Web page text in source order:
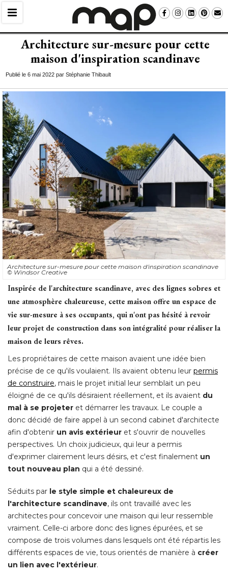
Architecture sur-mesure pour cette
maison d'inspiration scandinave
Publié le 6 mai 2022 par Stéphanie Thibault
Architecture sur-mesure pour cette maison d'inspiration scandinave
© Windsor Creative
Inspirée de l'architecture scandinave, avec des lignes sobres et
une atmosphère chaleureuse, cette maison offre un espace de
vie sur-mesure à ses occupants, qui n'ont pas hésité à revoir
leur projet de construction dans son intégralité pour réaliser la
maison de leurs rêves.
Les propriétaires de cette maison avaient une idée bien
précise de ce qu'ils voulaient. Ils avaient obtenu leur permis
de construire, mais le projet initial leur semblait un peu
éloigné de ce qu'ils désiraient réellement, et ils avaient du
mal à se projeter et démarrer les travaux. Le couple a
donc décidé de faire appel à un second cabinet d'architecte
afin d'obtenir un avis extérieur et s'ouvrir de nouvelles
perspectives. Un choix judicieux, qui leur a permis
d'exprimer clairement leurs désirs, et c'est finalement un
tout nouveau plan qui a été dessiné.
Séduits par le style simple et chaleureux de
l'architecture scandinave, ils ont travaillé avec les
architectes pour concevoir une maison qui leur ressemble
vraiment. Celle-ci arbore donc des lignes épurées, et se
compose de trois volumes dans lesquels ont été répartis les
différents espaces de vie, tous orientés de manière à créer
un lien avec l'extérieur.